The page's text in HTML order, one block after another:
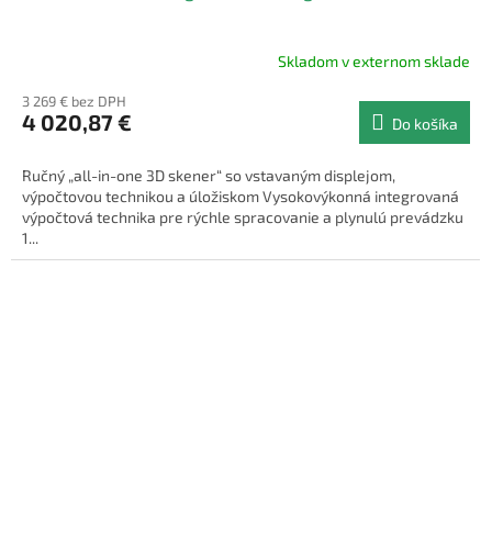
Skladom v externom sklade
3 269 € bez DPH
4 020,87 € Do košíka
Ručný „all-in-one 3D skener“ so vstavaným displejom,
výpočtovou technikou a úložiskom Vysokovýkonná integrovaná
výpočtová technika pre rýchle spracovanie a plynulú prevádzku
1...